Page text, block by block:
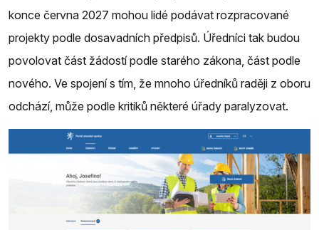
konce června 2027 mohou lidé podávat rozpracované
projekty podle dosavadních předpisů. Úředníci tak budou
povolovat část žádostí podle starého zákona, část podle
nového. Ve spojení s tím, že mnoho úředníků raději z oboru
odchází, může podle kritiků některé úřady paralyzovat.